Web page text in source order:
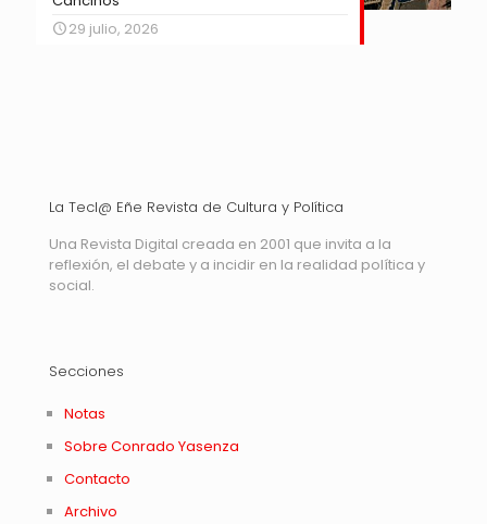
29 julio, 2026
La Tecl@ Eñe Revista de Cultura y Política
Una Revista Digital creada en 2001 que invita a la
reflexión, el debate y a incidir en la realidad política y
social.
Secciones
Notas
Sobre Conrado Yasenza
Contacto
Archivo